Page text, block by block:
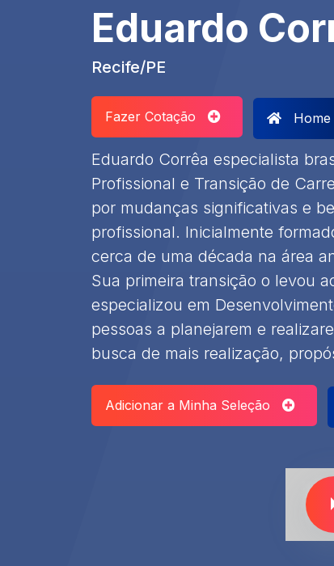
Eduardo
Recife/PE
Fazer Cotação Home
Eduardo Corrêa especialista
Profissional e Transição de
por mudanças significativas e
profissional. Inicialmente
cerca de uma década na área
Sua primeira transição o levou
especializou em
pessoas a planejarem e
busca de mais realização,
Adicionar a Minha Seleção